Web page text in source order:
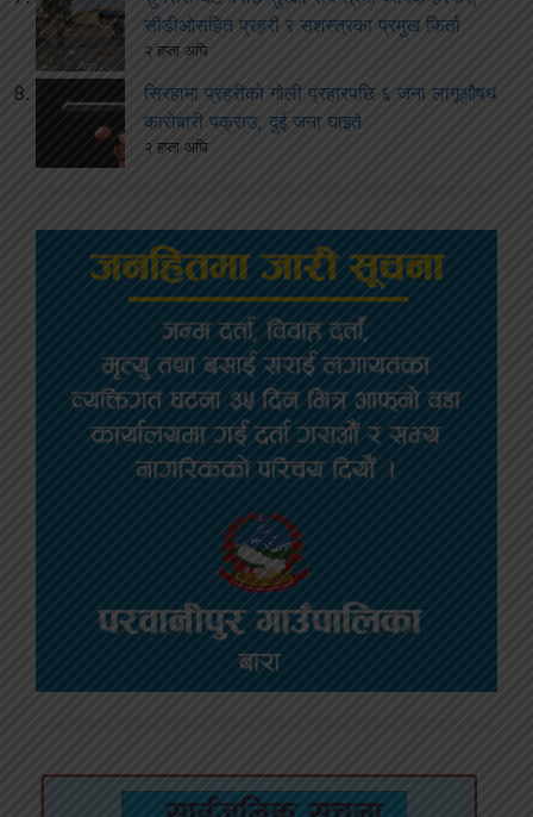
सीडीओसहित प्रहरी र सशस्त्रका प्रमुख फिर्ता
२ हप्ता अघि
सिरहामा प्रहरीको गोली प्रहारपछि ६ जना लागूऔषध
कारोबारी पक्राउ, दुई जना घाइते
२ हप्ता अघि